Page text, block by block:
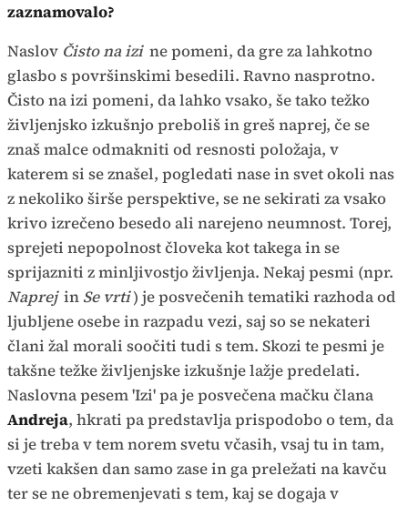
zaznamovalo?
Naslov Čisto na izi ne pomeni, da gre za lahkotno
glasbo s površinskimi besedili. Ravno nasprotno.
Čisto na izi pomeni, da lahko vsako, še tako težko
življenjsko izkušnjo preboliš in greš naprej, če se
znaš malce odmakniti od resnosti položaja, v
katerem si se znašel, pogledati nase in svet okoli nas
z nekoliko širše perspektive, se ne sekirati za vsako
krivo izrečeno besedo ali narejeno neumnost. Torej,
sprejeti nepopolnost človeka kot takega in se
sprijazniti z minljivostjo življenja. Nekaj pesmi (npr.
Naprej in Se vrti) je posvečenih tematiki razhoda od
ljubljene osebe in razpadu vezi, saj so se nekateri
člani žal morali soočiti tudi s tem. Skozi te pesmi je
takšne težke življenjske izkušnje lažje predelati.
Naslovna pesem 'Izi' pa je posvečena mačku člana
Andreja, hkrati pa predstavlja prispodobo o tem, da
si je treba v tem norem svetu včasih, vsaj tu in tam,
vzeti kakšen dan samo zase in ga preležati na kavču
ter se ne obremenjevati s tem, kaj se dogaja v